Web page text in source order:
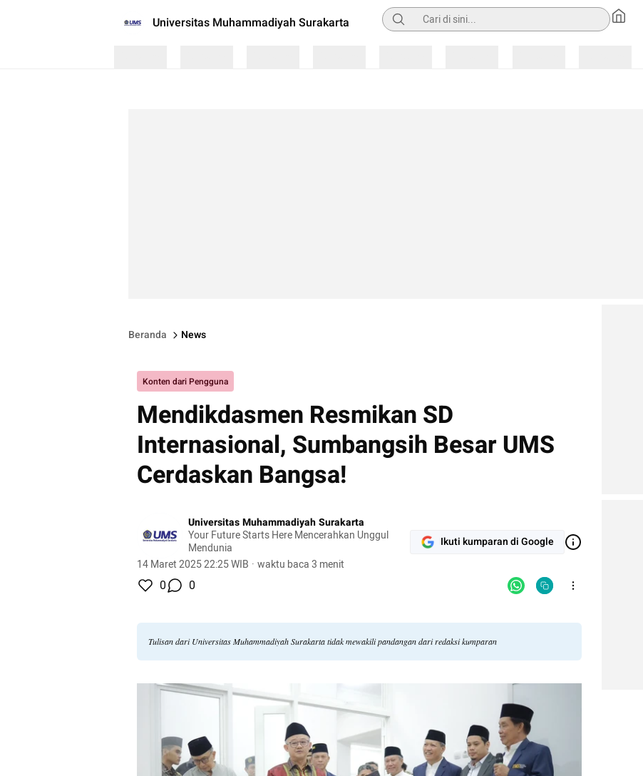
Universitas Muhammadiyah Surakarta Pencarian
Beranda News
Konten dari Pengguna
Mendikdasmen Resmikan SD
Internasional, Sumbangsih Besar UMS
Cerdaskan Bangsa!
Universitas Muhammadiyah Surakarta
Your Future Starts Here Mencerahkan Unggul
Mendunia
14 Maret 2025 22:25 WIB · waktu baca 3 menit
Ikuti kumparan di Google
0 0
Tulisan dari Universitas Muhammadiyah Surakarta tidak mewakili pandangan dari redaksi kumparan